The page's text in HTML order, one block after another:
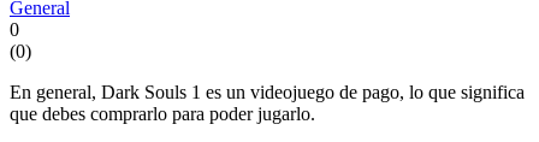
General
0
(0)
En general, Dark Souls 1 es un videojuego de pago, lo que significa
que debes comprarlo para poder jugarlo.